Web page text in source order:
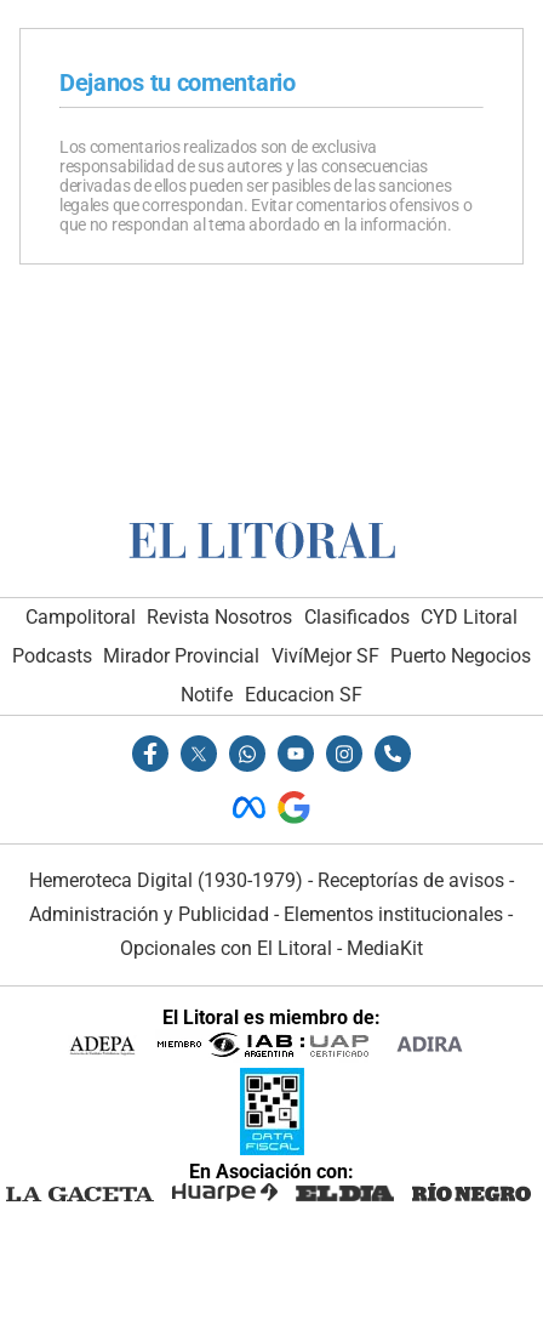
Dejanos tu comentario
Los comentarios realizados son de exclusiva
responsabilidad de sus autores y las consecuencias
derivadas de ellos pueden ser pasibles de las sanciones
legales que correspondan. Evitar comentarios ofensivos o
que no respondan al tema abordado en la información.
Campolitoral Revista Nosotros Clasificados CYD Litoral
Podcasts Mirador Provincial VivíMejor SF Puerto Negocios
Notife Educacion SF
Hemeroteca Digital (1930-1979) - Receptorías de avisos -
Administración y Publicidad - Elementos institucionales -
Opcionales con El Litoral - MediaKit
El Litoral es miembro de:
En Asociación con: